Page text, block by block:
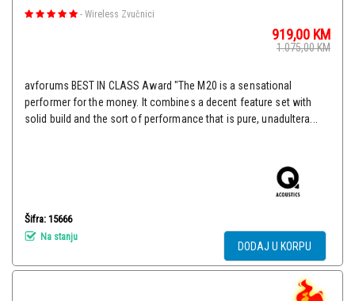
- Wireless Zvučnici
919,00 KM
1.075,00KM
avforums BEST IN CLASS Award "The M20 is a sensational
performer for the money. It combines a decent feature set with
solid build and the sort of performance that is pure, unadultera...
Šifra: 15666
Na stanju
DODAJ U KORPU